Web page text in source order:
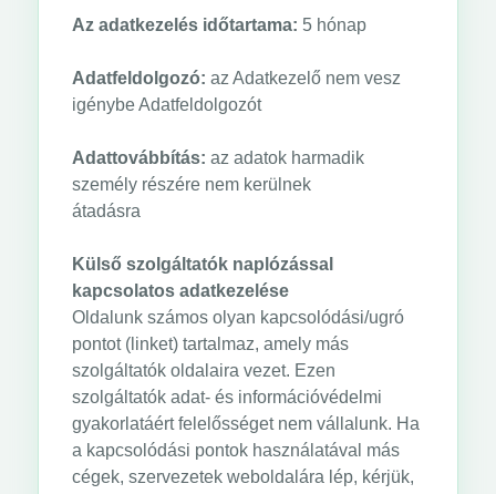
Az adatkezelés időtartama: 5 hónap
Adatfeldolgozó: az Adatkezelő nem vesz
igénybe Adatfeldolgozót
Adattovábbítás: az adatok harmadik
személy részére nem kerülnek
átadásra
Külső szolgáltatók naplózással
kapcsolatos adatkezelése
Oldalunk számos olyan kapcsolódási/ugró
pontot (linket) tartalmaz, amely más
szolgáltatók oldalaira vezet. Ezen
szolgáltatók adat- és információvédelmi
gyakorlatáért felelősséget nem vállalunk. Ha
a kapcsolódási pontok használatával más
cégek, szervezetek weboldalára lép, kérjük,